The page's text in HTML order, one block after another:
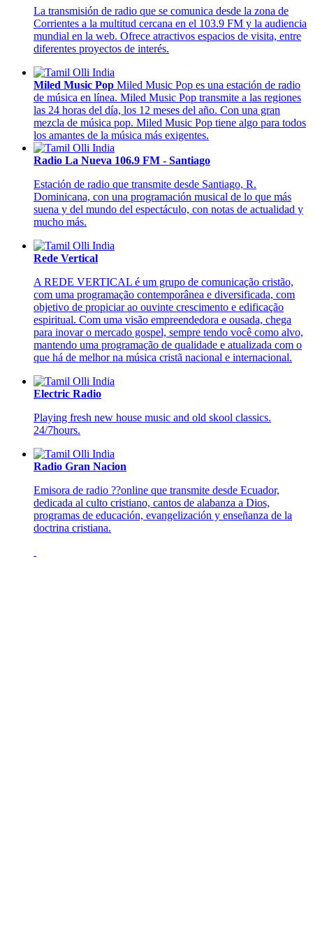
La transmisión de radio que se comunica desde la zona de
Corrientes a la multitud cercana en el 103.9 FM y la audiencia
mundial en la web. Ofrece atractivos espacios de visita, entre
diferentes proyectos de interés.
Miled Music Pop Miled Music Pop es una estación de radio
de música en línea. Miled Music Pop transmite a las regiones
las 24 horas del día, los 12 meses del año. Con una gran
mezcla de música pop. Miled Music Pop tiene algo para todos
los amantes de la música más exigentes.
Radio La Nueva 106.9 FM - Santiago
Estación de radio que transmite desde Santiago, R.
Dominicana, con una programación musical de lo que más
suena y del mundo del espectáculo, con notas de actualidad y
mucho más.
Rede Vertical
A REDE VERTICAL é um grupo de comunicação cristão,
com uma programação contemporânea e diversificada, com
objetivo de propiciar ao ouvinte crescimento e edificação
espiritual. Com uma visão empreendedora e ousada, chega
para inovar o mercado gospel, sempre tendo você como alvo,
mantendo uma programação de qualidade e atualizada com o
que há de melhor na música cristã nacional e internacional.
Electric Radio
Playing fresh new house music and old skool classics.
24/7hours.
Radio Gran Nacion
Emisora de radio ??online que transmite desde Ecuador,
dedicada al culto cristiano, cantos de alabanza a Dios,
programas de educación, evangelización y enseñanza de la
doctrina cristiana.